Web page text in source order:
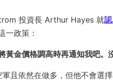
投資長 Arthur Hayes 就
一政策：
黃金價格調高時再通知我吧
且依然在做多，但他不會選擇